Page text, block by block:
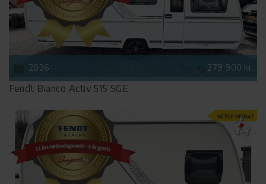
2026 279.900 kr.
Fendt Bianco Activ 515 SGE